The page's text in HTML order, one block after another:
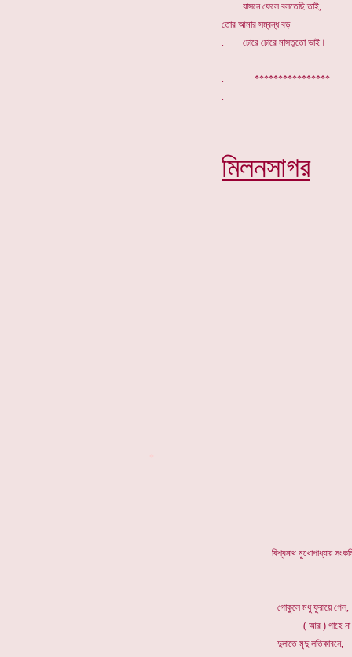
. যাসনে ফেলে বলতেছি তাই,
তোর আমার সম্বন্ধ বড়
. চোরে চোরে মাসতুতো ভাই।
.
মিলনসাগর
বিশ্বনাথ মুখোপাধ্যায়
গোকুলে মধু
( আর ) গাহে না
দুলাতে মৃদু